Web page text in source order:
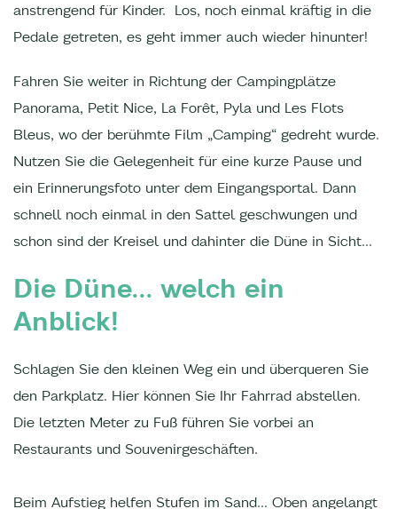
anstrengend für Kinder. Los, noch einmal kräftig in die
Pedale getreten, es geht immer auch wieder hinunter!
Fahren Sie weiter in Richtung der Campingplätze
Panorama, Petit Nice, La Forêt, Pyla und Les Flots
Bleus, wo der berühmte Film „Camping“ gedreht wurde.
Nutzen Sie die Gelegenheit für eine kurze Pause und
ein Erinnerungsfoto unter dem Eingangsportal. Dann
schnell noch einmal in den Sattel geschwungen und
schon sind der Kreisel und dahinter die Düne in Sicht...
Die Düne... welch ein
Anblick!
Schlagen Sie den kleinen Weg ein und überqueren Sie
den Parkplatz. Hier können Sie Ihr Fahrrad abstellen.
Die letzten Meter zu Fuß führen Sie vorbei an
Restaurants und Souvenirgeschäften.
Beim Aufstieg helfen Stufen im Sand... Oben angelangt